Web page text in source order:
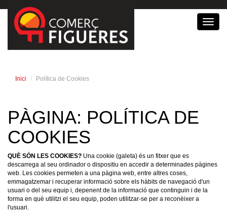
Inici Política de Cookies
PÀGINA: POLÍTICA DE
COOKIES
QUÈ SÓN LES COOKIES? Una cookie (galeta) és un fitxer que es
descarrega al seu ordinador o dispositiu en accedir a determinades pàgines
web. Les cookies permeten a una pàgina web, entre altres coses,
emmagatzemar i recuperar informació sobre els hàbits de navegació d'un
usuari o del seu equip i, depenent de la informació que continguin i de la
forma en què utilitzi el seu equip, poden utilitzar-se per a reconèixer a
l'usuari.